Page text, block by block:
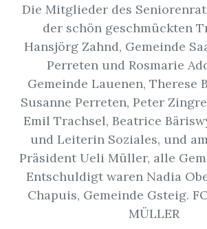
Die Mitglieder des
der schön geschmückten
Hansjörg Zahnd, Gemeinde
Perreten und Rosmarie
Gemeinde Lauenen, Therese
Susanne Perreten, Peter
Emil Trachsel, Beatrice
und Leiterin Soziales, und
Präsident Ueli Müller, alle
Entschuldigt waren Nadia
Chapuis, Gemeinde Gsteig.
MÜLLER